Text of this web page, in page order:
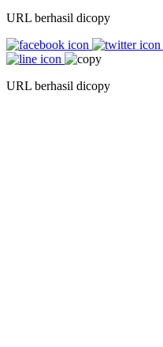
URL berhasil dicopy
URL berhasil dicopy